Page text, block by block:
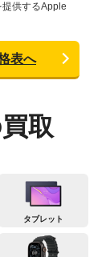
供するApple
表へ
取
タブレット